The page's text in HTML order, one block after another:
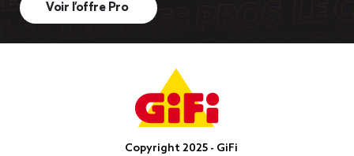
Voir l’offre Pro
Copyright 2025 - GiFi